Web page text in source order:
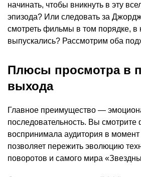
начинать, чтобы вникнуть в эту
эпизода? Или следовать за
смотреть фильмы в том порядке, в
выпускались? Рассмотрим оба
Плюсы просмотра в
выхода
Главное преимущество —
последовательность. Вы смотрите
воспринимала аудитория в
позволяет пережить эволюцию
поворотов и самого мира